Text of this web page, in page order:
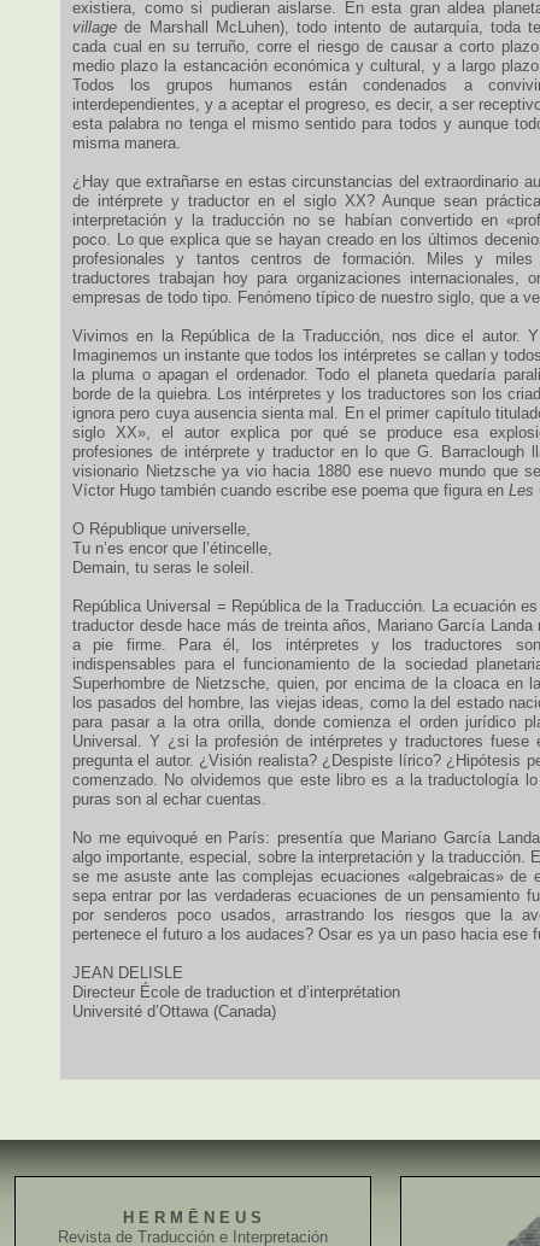
existiera, como si pudieran aislarse. En esta gran aldea
village de Marshall McLuhen), todo intento de autarquía, toda
cada cual en su terruño, corre el riesgo de causar a corto
medio plazo la estancación económica y cultural, y a largo
Todos los grupos humanos están condenados a
interdependientes, y a aceptar el progreso, es decir, a ser
esta palabra no tenga el mismo sentido para todos y aunque
misma manera.
¿Hay que extrañarse en estas circunstancias del extraordinario
de intérprete y traductor en el siglo XX? Aunque sean
interpretación y la traducción no se habían convertido en
poco. Lo que explica que se hayan creado en los últimos
profesionales y tantos centros de formación. Miles y
traductores trabajan hoy para organizaciones internacionales,
empresas de todo tipo. Fenómeno típico de nuestro siglo, que a
Vivimos en la República de la Traducción, nos dice el autor.
Imaginemos un instante que todos los intérpretes se callan y
la pluma o apagan el ordenador. Todo el planeta quedaría
borde de la quiebra. Los intérpretes y los traductores son los
ignora pero cuya ausencia sienta mal. En el primer capítulo
siglo XX», el autor explica por qué se produce esa
profesiones de intérprete y traductor en lo que G. Barraclough
visionario Nietzsche ya vio hacia 1880 ese nuevo mundo que
Víctor Hugo también cuando escribe ese poema que figura en Les
O République universelle,
Tu n’es encor que l’étincelle,
Demain, tu seras le soleil.
República Universal = República de la Traducción. La ecuación
traductor desde hace más de treinta años, Mariano García Landa
a pie firme. Para él, los intérpretes y los traductores son
indispensables para el funcionamiento de la sociedad
Superhombre de Nietzsche, quien, por encima de la cloaca en
los pasados del hombre, las viejas ideas, como la del estado
para pasar a la otra orilla, donde comienza el orden jurídico
Universal. Y ¿si la profesión de intérpretes y traductores fuese
pregunta el autor. ¿Visión realista? ¿Despiste lírico? ¿Hipótesis
comenzado. No olvidemos que este libro es a la traductología
puras son al echar cuentas.
No me equivoqué en París: presentía que Mariano García
algo importante, especial, sobre la interpretación y la traducción.
se me asuste ante las complejas ecuaciones «algebraicas» de
sepa entrar por las verdaderas ecuaciones de un pensamiento
por senderos poco usados, arrastrando los riesgos que la
pertenece el futuro a los audaces? Osar es ya un paso hacia ese
JEAN DELISLE
Directeur École de traduction et d’interprétation
Université d’Ottawa (Canada)
H E R M Ē N E U S
Revista de Traducción e Interpretación